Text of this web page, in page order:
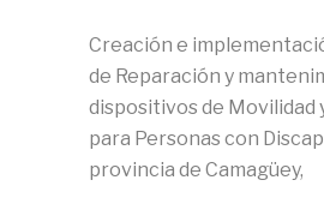
Creación e
de Reparación y
dispositivos de Movilidad
para Personas con
provincia de Camagüey,